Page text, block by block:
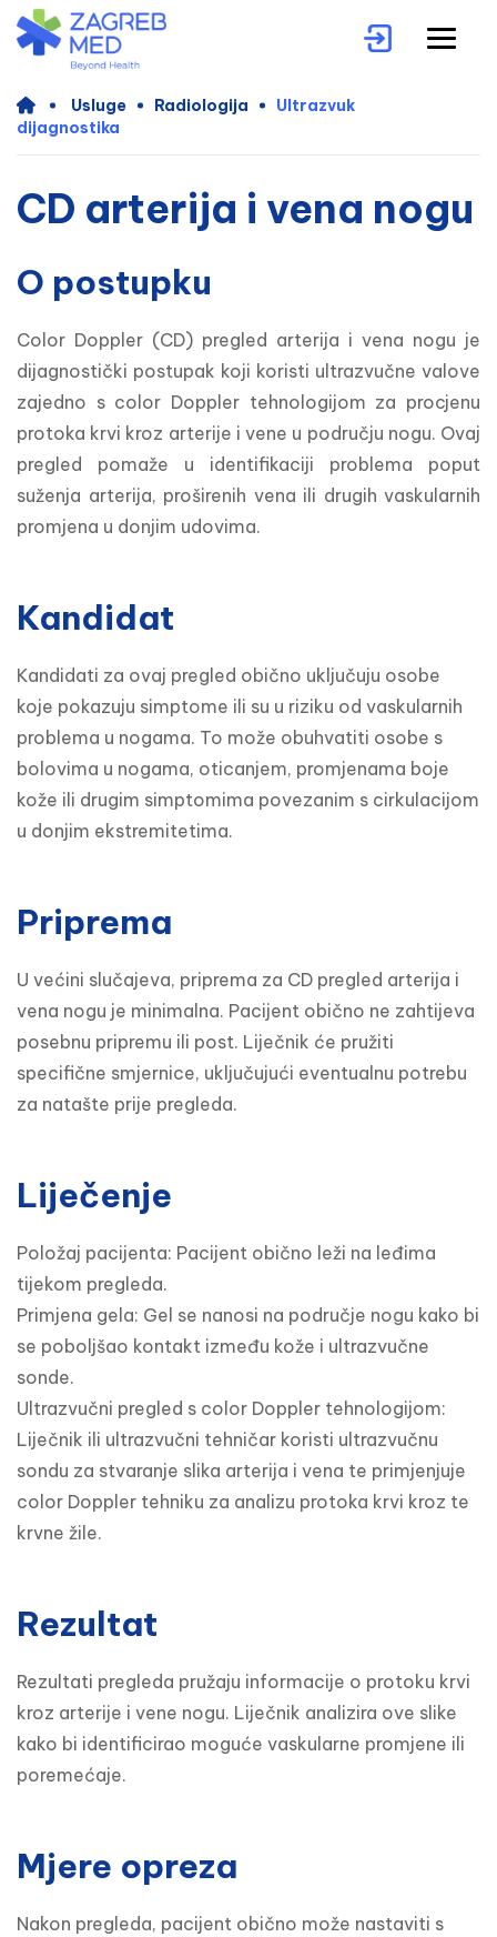
Usluge Radiologija
Ultrazvuk
dijagnostika
CD arterija i vena nogu
O postupku
Color Doppler (CD) pregled arterija i vena nogu je
dijagnostički postupak koji koristi ultrazvučne valove
zajedno s color Doppler tehnologijom za procjenu
protoka krvi kroz arterije i vene u području nogu. Ovaj
pregled pomaže u identifikaciji problema poput
suženja arterija, proširenih vena ili drugih vaskularnih
promjena u donjim udovima.
Kandidat
Kandidati za ovaj pregled obično uključuju osobe
koje pokazuju simptome ili su u riziku od vaskularnih
problema u nogama. To može obuhvatiti osobe s
bolovima u nogama, oticanjem, promjenama boje
kože ili drugim simptomima povezanim s cirkulacijom
u donjim ekstremitetima.
Priprema
U većini slučajeva, priprema za CD pregled arterija i
vena nogu je minimalna. Pacijent obično ne zahtijeva
posebnu pripremu ili post. Liječnik će pružiti
specifične smjernice, uključujući eventualnu potrebu
za natašte prije pregleda.
Liječenje
Položaj pacijenta: Pacijent obično leži na leđima
tijekom pregleda.
Primjena gela: Gel se nanosi na područje nogu kako bi
se poboljšao kontakt između kože i ultrazvučne
sonde.
Ultrazvučni pregled s color Doppler tehnologijom:
Liječnik ili ultrazvučni tehničar koristi ultrazvučnu
sondu za stvaranje slika arterija i vena te primjenjuje
color Doppler tehniku za analizu protoka krvi kroz te
krvne žile.
Rezultat
Rezultati pregleda pružaju informacije o protoku krvi
kroz arterije i vene nogu. Liječnik analizira ove slike
kako bi identificirao moguće vaskularne promjene ili
poremećaje.
Mjere opreza
Nakon pregleda, pacijent obično može nastaviti s